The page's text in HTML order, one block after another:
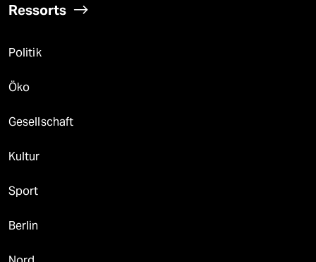
Ressorts
Politik
Öko
Gesellschaft
Kultur
Sport
Berlin